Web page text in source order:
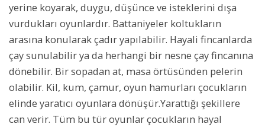
yerine koyarak, duygu, düşünce ve isteklerini dışa
vurdukları oyunlardır. Battaniyeler koltukların
arasına konularak çadır yapılabilir. Hayali fincanlarda
çay sunulabilir ya da herhangi bir nesne çay fincanına
dönebilir. Bir sopadan at, masa örtüsünden pelerin
olabilir. Kil, kum, çamur, oyun hamurları çocukların
elinde yaratıcı oyunlara dönüşür.Yarattığı şekillere
can verir. Tüm bu tür oyunlar çocukların hayal